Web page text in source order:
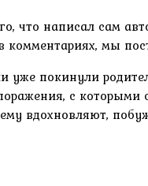
что написал сам
мы
покинули
с
вдохновляют,